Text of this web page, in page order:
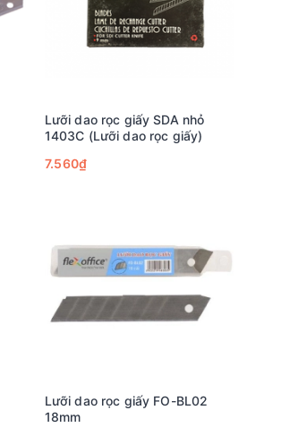
Lưỡi dao rọc giấy SDA nhỏ
1403C (Lưỡi dao rọc giấy)
7.560₫
Lưỡi dao rọc giấy FO-BL02
18mm